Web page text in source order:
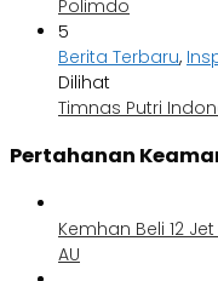
Polimdo
5
Berita Terbaru,
Dilihat
Timnas Putri
Pertahanan
Kemhan Beli 12
AU